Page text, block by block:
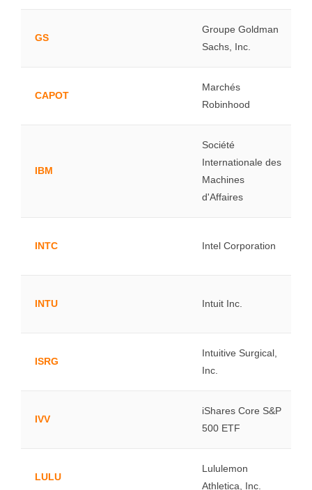
GS
Groupe Goldman
Sachs, Inc.
CAPOT
Marchés
Robinhood
IBM
Société
Internationale des
Machines
d'Affaires
INTC Intel Corporation
INTU Intuit Inc.
ISRG
Intuitive Surgical,
Inc.
IVV
iShares Core S&P
500 ETF
LULU
Lululemon
Athletica, Inc.